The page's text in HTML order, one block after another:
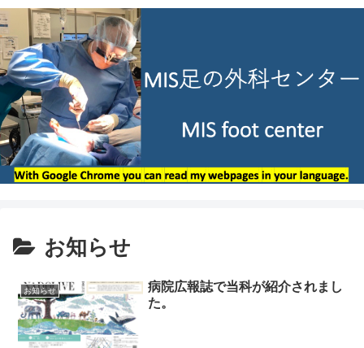
お知らせ
お知らせ
病院広報誌で当科が紹介されまし
た。